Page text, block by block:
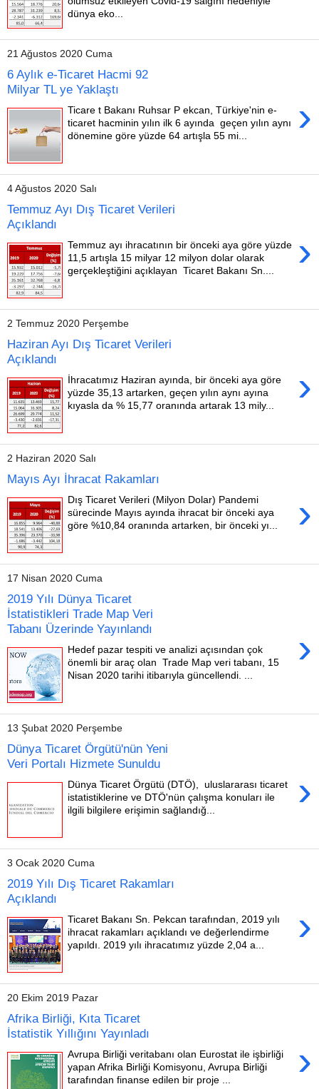
dünya eko...
21 Ağustos 2020 Cuma
6 Aylık e-Ticaret Hacmi 92
Milyar TL ye Yaklaştı
›
Ticare t Bakanı Ruhsar P ekcan, Türkiye'nin e-
ticaret hacminin yılın ilk 6 ayında geçen yılın aynı
dönemine göre yüzde 64 artışla 55 mi...
4 Ağustos 2020 Salı
Temmuz Ayı Dış Ticaret Verileri
Açıklandı
›
Temmuz ayı ihracatının bir önceki aya göre yüzde
11,5 artışla 15 milyar 12 milyon dolar olarak
gerçekleştiğini açıklayan Ticaret Bakanı Sn....
2 Temmuz 2020 Perşembe
Haziran Ayı Dış Ticaret Verileri
Açıklandı
›
İhracatımız Haziran ayında, bir önceki aya göre
yüzde 35,13 artarken, geçen yılın aynı ayına
kıyasla da % 15,77 oranında artarak 13 mily...
2 Haziran 2020 Salı
Mayıs Ayı İhracat Rakamları
›
Dış Ticaret Verileri (Milyon Dolar) Pandemi
sürecinde Mayıs ayında ihracat bir önceki aya
göre %10,84 oranında artarken, bir önceki yı...
17 Nisan 2020 Cuma
2019 Yılı Dünya Ticaret
İstatistikleri Trade Map Veri
Tabanı Üzerinde Yayınlandı
›
Hedef pazar tespiti ve analizi açısından çok
önemli bir araç olan Trade Map veri tabanı, 15
Nisan 2020 tarihi itibarıyla güncellendi. ...
13 Şubat 2020 Perşembe
Dünya Ticaret Örgütü'nün Yeni
Veri Portalı Hizmete Sunuldu
›
Dünya Ticaret Örgütü (DTÖ), uluslararası ticaret
istatistiklerine ve DTÖ'nün çalışma konuları ile
ilgili bilgilere erişimin sağlandığ...
3 Ocak 2020 Cuma
2019 Yılı Dış Ticaret Rakamları
Açıklandı
›
Ticaret Bakanı Sn. Pekcan tarafından, 2019 yılı
ihracat rakamları açıklandı ve değerlendirme
yapıldı. 2019 yılı ihracatımız yüzde 2,04 a...
20 Ekim 2019 Pazar
Afrika Birliği, Kıta Ticaret
İstatistik Yıllığını Yayınladı
›
Avrupa Birliği veritabanı olan Eurostat ile işbirliği
yapan Afrika Birliği Komisyonu, Avrupa Birliği
tarafından finanse edilen bir proje ...